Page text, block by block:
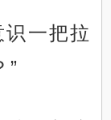
一把拉
”